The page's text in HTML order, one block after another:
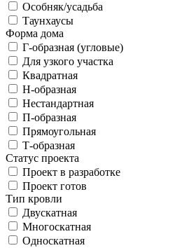
Особняк/усадьба
Таунхаусы
Форма дома
Г-образная (угловые)
Для узкого участка
Квадратная
Н-образная
Нестандартная
П-образная
Прямоугольная
Т-образная
Статус проекта
Проект в разработке
Проект готов
Тип кровли
Двускатная
Многоскатная
Односкатная